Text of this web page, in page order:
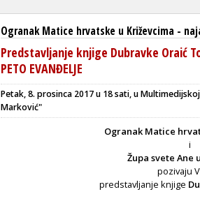
Ogranak Matice hrvatske u Križevcima -
Predstavljanje knjige Dubravke Oraić
PETO EVANĐELJE
Petak, 8. prosinca 2017 u 18 sati, u
Marković"
Ogranak Matice
i
Župa svete Ane
pozivaju
predstavljanje knjige